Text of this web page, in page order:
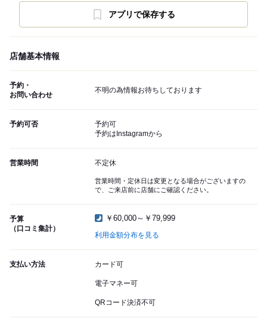
アプリで保存する
店舗基本情報
予約・
お問い合わせ
不明の為情報お待ちしております
予約可否
予約可
予約はInstagramから
営業時間 不定休
営業時間・定休日は変更となる場合がございますの
で、ご来店前に店舗にご確認ください。
予算
（口コミ集計）
￥60,000～￥79,999
利用金額分布を見る
支払い方法 カード可
電子マネー可
QRコード決済不可